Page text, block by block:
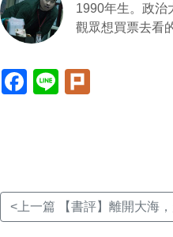
1990年生。政治
觀眾想買票去看
Facebook(另
開
Line(另
開
<上一篇 【書評】離開大海